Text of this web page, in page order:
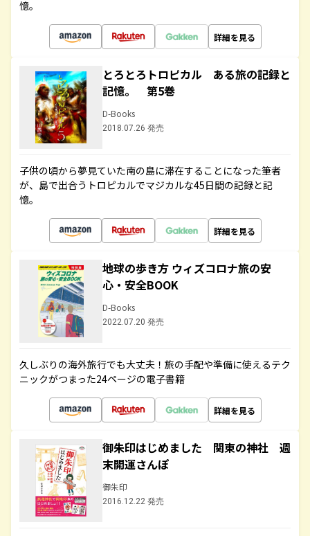
憶。
詳細を見る
とろとろトロピカル ある旅の記録と
記憶。 第5巻
D-Books
2018.07.26 発売
子供の頃から夢見ていた南の島に滞在することになった筆者
が、島で出合うトロピカルでマジカルな45日間の記録と記
憶。
詳細を見る
地球の歩き方 ウィズコロナ旅の安
心・安全BOOK
D-Books
2022.07.20 発売
久しぶりの海外旅行でも大丈夫！旅の手配や準備に使えるテク
ニックがつまった24ページの電子書籍
詳細を見る
御朱印はじめました 関東の神社 週
末開運さんぽ
御朱印
2016.12.22 発売